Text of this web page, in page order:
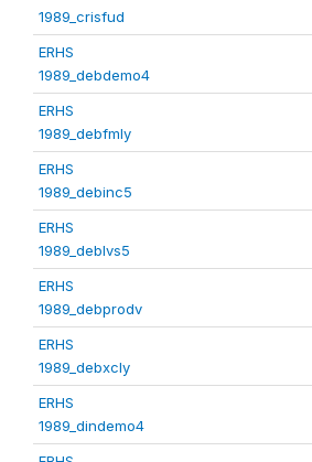
1989_crisfud
ERHS
1989_debdemo4
ERHS
1989_debfmly
ERHS
1989_debinc5
ERHS
1989_deblvs5
ERHS
1989_debprodv
ERHS
1989_debxcly
ERHS
1989_dindemo4